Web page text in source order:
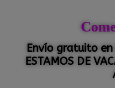
Envío gratuito
ESTAMOS DE